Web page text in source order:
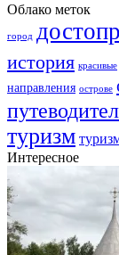
Облако меток
город
история красивые
направления острове
туризм
Интересное